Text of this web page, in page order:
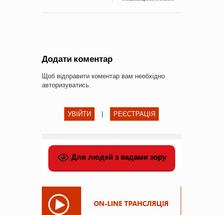
Додати коментар
Щоб відправити коментар вам необхідно
авторизуватись.
УВІЙТИ РЕЄСТРАЦІЯ
Для людей з вадами зору